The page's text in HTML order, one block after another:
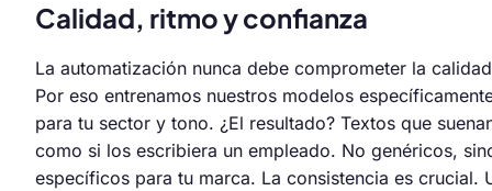
Calidad, ritmo y confianza
La automatización nunca debe comprometer la
Por eso entrenamos nuestros modelos
para tu sector y tono. ¿El resultado? Textos que
como si los escribiera un empleado. No genéricos,
específicos para tu marca. La consistencia es crucial.